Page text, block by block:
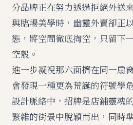
分品牌正在努力透過拒絕外送
與臨場美學時，幽靈外賣卻正
態，將空間徹底掏空，只留下
空殼。
進一步凝視那六面擠在同一扇
會發現一種更為荒誕的符號學
設計脈絡中，招牌是店鋪靈魂
繁雜的街景中脫穎而出，同時